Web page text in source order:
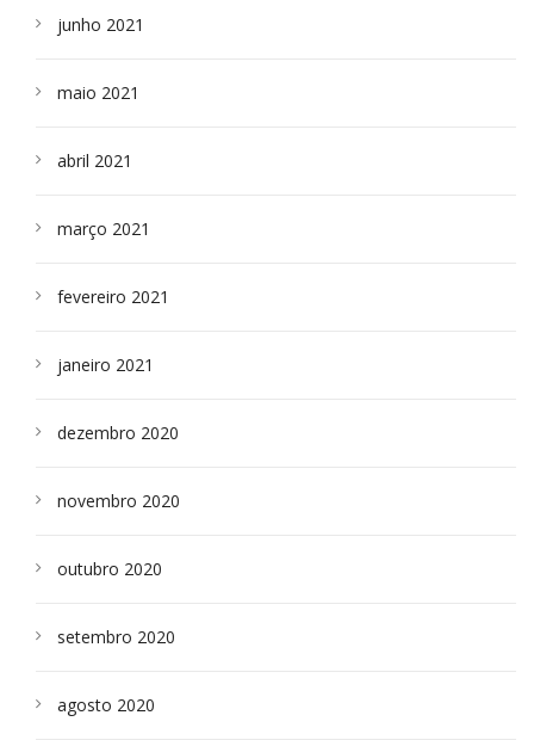
junho 2021
maio 2021
abril 2021
março 2021
fevereiro 2021
janeiro 2021
dezembro 2020
novembro 2020
outubro 2020
setembro 2020
agosto 2020